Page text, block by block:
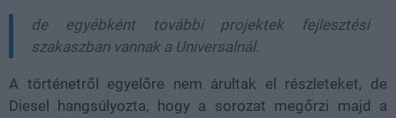
de egyébként további projektek fejlesztési
szakaszban vannak a Universalnál.
A történetről egyelőre nem árultak el részleteket, de
Diesel hangsúlyozta, hogy a sorozat megőrzi majd a